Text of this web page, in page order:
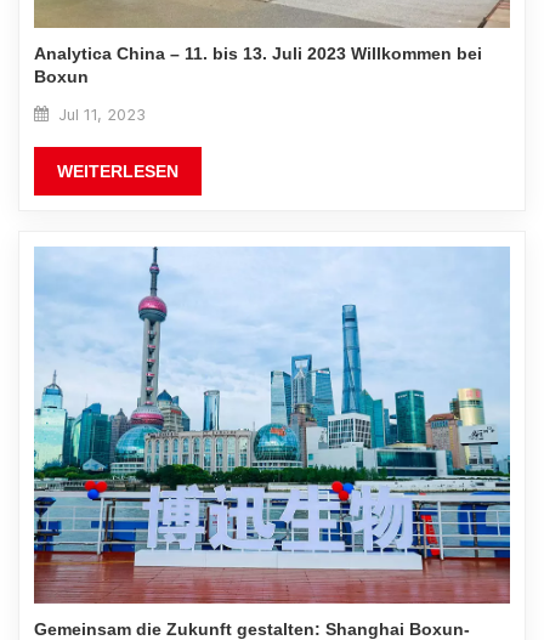
Analytica China – 11. bis 13. Juli 2023 Willkommen bei
Boxun
Jul 11, 2023
WEITERLESEN
Gemeinsam die Zukunft gestalten: Shanghai Boxun-